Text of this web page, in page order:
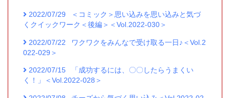
2022/07/29
＜コミック＞思い込みを思い込みと気づ
くクイックワーク＜後編＞＜Vol.2022-030＞
2022/07/22
ワクワクをみんなで受け取る一日♪＜Vol.2
022-029＞
2022/07/15
「成功するには、〇〇したらうまくい
く！」＜Vol.2022-028＞